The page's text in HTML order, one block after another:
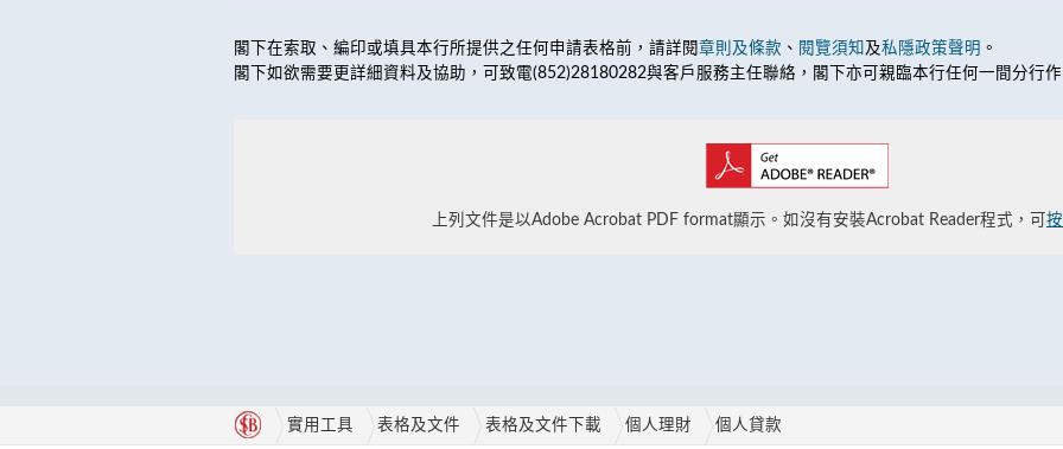
閣下在索取、編印或填具本行所提供之任何申請表格前，請詳閱章則及條款 、 閱覽須知 及私隱政策聲明 。
閣下如欲需要更詳細資料及協助，可致電(852)28180282與客戶服務主任聯絡，閣下亦可親臨本行任何一間分行作
上列文件是以Adobe Acrobat PDF format顯示。如沒有安裝Acrobat Reader程式，可
實用工具 表格及文件 表格及文件下載 個人理財 個人貸款